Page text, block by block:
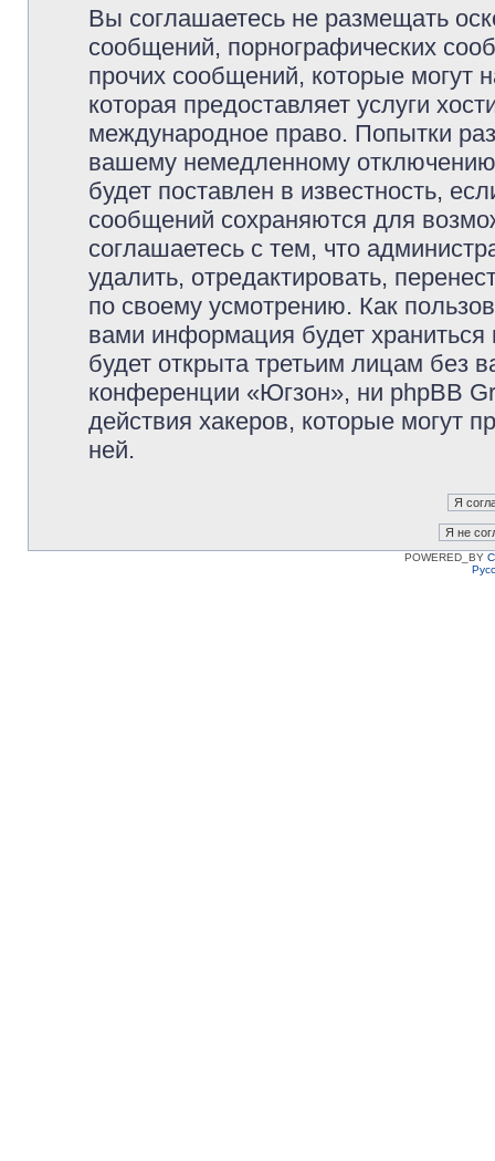
Вы соглашаетесь не размещать
сообщений, порнографических
прочих сообщений, которые могут
которая предоставляет услуги
международное право. Попытки
вашему немедленному
будет поставлен в известность,
сообщений сохраняются для
соглашаетесь с тем, что
удалить, отредактировать,
по своему усмотрению. Как
вами информация будет
будет открыта третьим лицам без
конференции «Югзон», ни phpBB
действия хакеров, которые могут
ней.
POWERED_BY